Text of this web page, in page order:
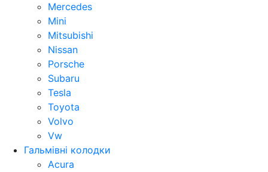
Mercedes
Mini
Mitsubishi
Nissan
Porsche
Subaru
Tesla
Toyota
Volvo
Vw
Гальмівні колодки
Acura